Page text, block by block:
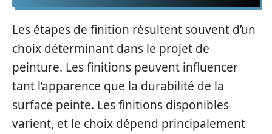
Les étapes de finition résultent souvent d’un
choix déterminant dans le projet de
peinture. Les finitions peuvent influencer
tant l’apparence que la durabilité de la
surface peinte. Les finitions disponibles
varient, et le choix dépend principalement